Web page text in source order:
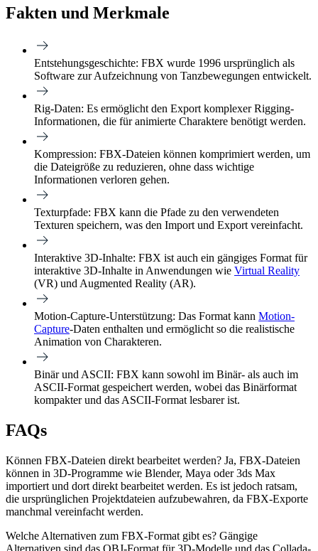
Fakten und Merkmale
Entstehungsgeschichte: FBX wurde 1996 ursprünglich als
Software zur Aufzeichnung von Tanzbewegungen entwickelt.
Rig-Daten: Es ermöglicht den Export komplexer Rigging-
Informationen, die für animierte Charaktere benötigt werden.
Kompression: FBX-Dateien können komprimiert werden, um
die Dateigröße zu reduzieren, ohne dass wichtige
Informationen verloren gehen.
Texturpfade: FBX kann die Pfade zu den verwendeten
Texturen speichern, was den Import und Export vereinfacht.
Interaktive 3D-Inhalte: FBX ist auch ein gängiges Format für
interaktive 3D-Inhalte in Anwendungen wie Virtual Reality
(VR) und Augmented Reality (AR).
Motion-Capture-Unterstützung: Das Format kann Motion-
Capture-Daten enthalten und ermöglicht so die realistische
Animation von Charakteren.
Binär und ASCII: FBX kann sowohl im Binär- als auch im
ASCII-Format gespeichert werden, wobei das Binärformat
kompakter und das ASCII-Format lesbarer ist.
FAQs
Können FBX-Dateien direkt bearbeitet werden? Ja, FBX-Dateien
können in 3D-Programme wie Blender, Maya oder 3ds Max
importiert und dort direkt bearbeitet werden. Es ist jedoch ratsam,
die ursprünglichen Projektdateien aufzubewahren, da FBX-Exporte
manchmal vereinfacht werden.
Welche Alternativen zum FBX-Format gibt es? Gängige
Alternativen sind das OBJ-Format für 3D-Modelle und das Collada-